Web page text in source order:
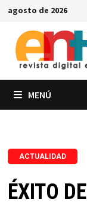
Saltar
contenido
agosto de 2026
MENÚ
ACTUALIDAD
ÉXITO